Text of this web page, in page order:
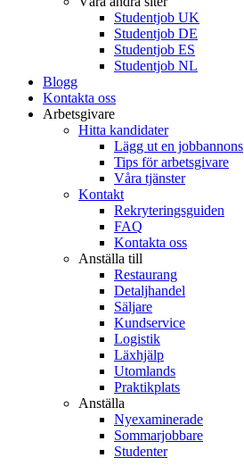
Studentjob UK
Studentjob DE
Studentjob ES
Studentjob NL
Blogg
Kontakta oss
Arbetsgivare
Hitta kandidater
Lägg ut en jobbannons
Tips för arbetsgivare
Våra tjänster
Kontakt
Rekryteringsguiden
FAQ
Kontakta oss
Anställa till
Restaurang
Detaljhandel
Säljare
Kundservice
Logistik
Läxhjälp
Utomlands
Praktikplats
Anställa
Nyexaminerade
Sommarjobbare
Studenter